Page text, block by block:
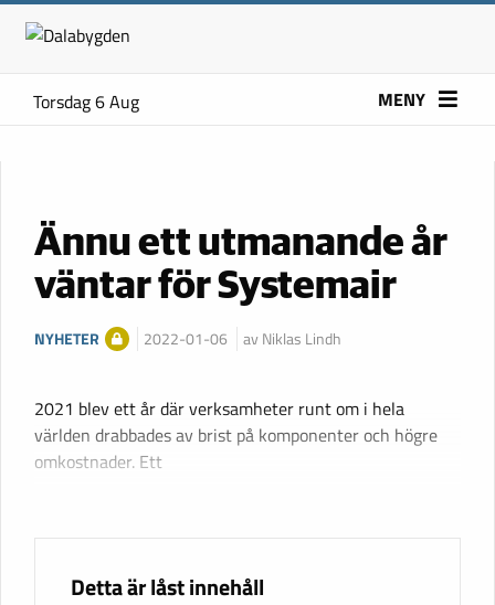
Torsdag 6 Aug MENY
Ännu ett utmanande år
väntar för Systemair
NYHETER 2022-01-06 av Niklas Lindh
2021 blev ett år där verksamheter runt om i hela
världen drabbades av brist på komponenter och högre
omkostnader. Ett
Detta är låst innehåll